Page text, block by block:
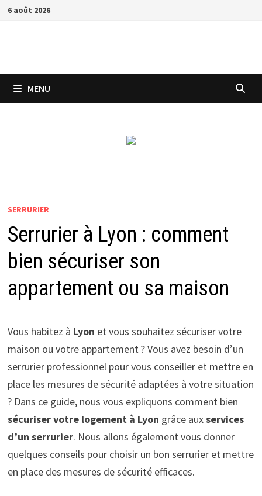
Passer
6 août 2026
MENU
SERRURIER
Serrurier à Lyon : comment
bien sécuriser son
appartement ou sa maison
Vous habitez à Lyon et vous souhaitez sécuriser votre
maison ou votre appartement ? Vous avez besoin d’un
serrurier professionnel pour vous conseiller et mettre en
place les mesures de sécurité adaptées à votre situation
? Dans ce guide, nous vous expliquons comment bien
sécuriser votre logement à Lyon grâce auxservices
d’un serrurier. Nous allons également vous donner
quelques conseils pour choisir un bon serrurier et mettre
en place des mesures de sécurité efficaces.